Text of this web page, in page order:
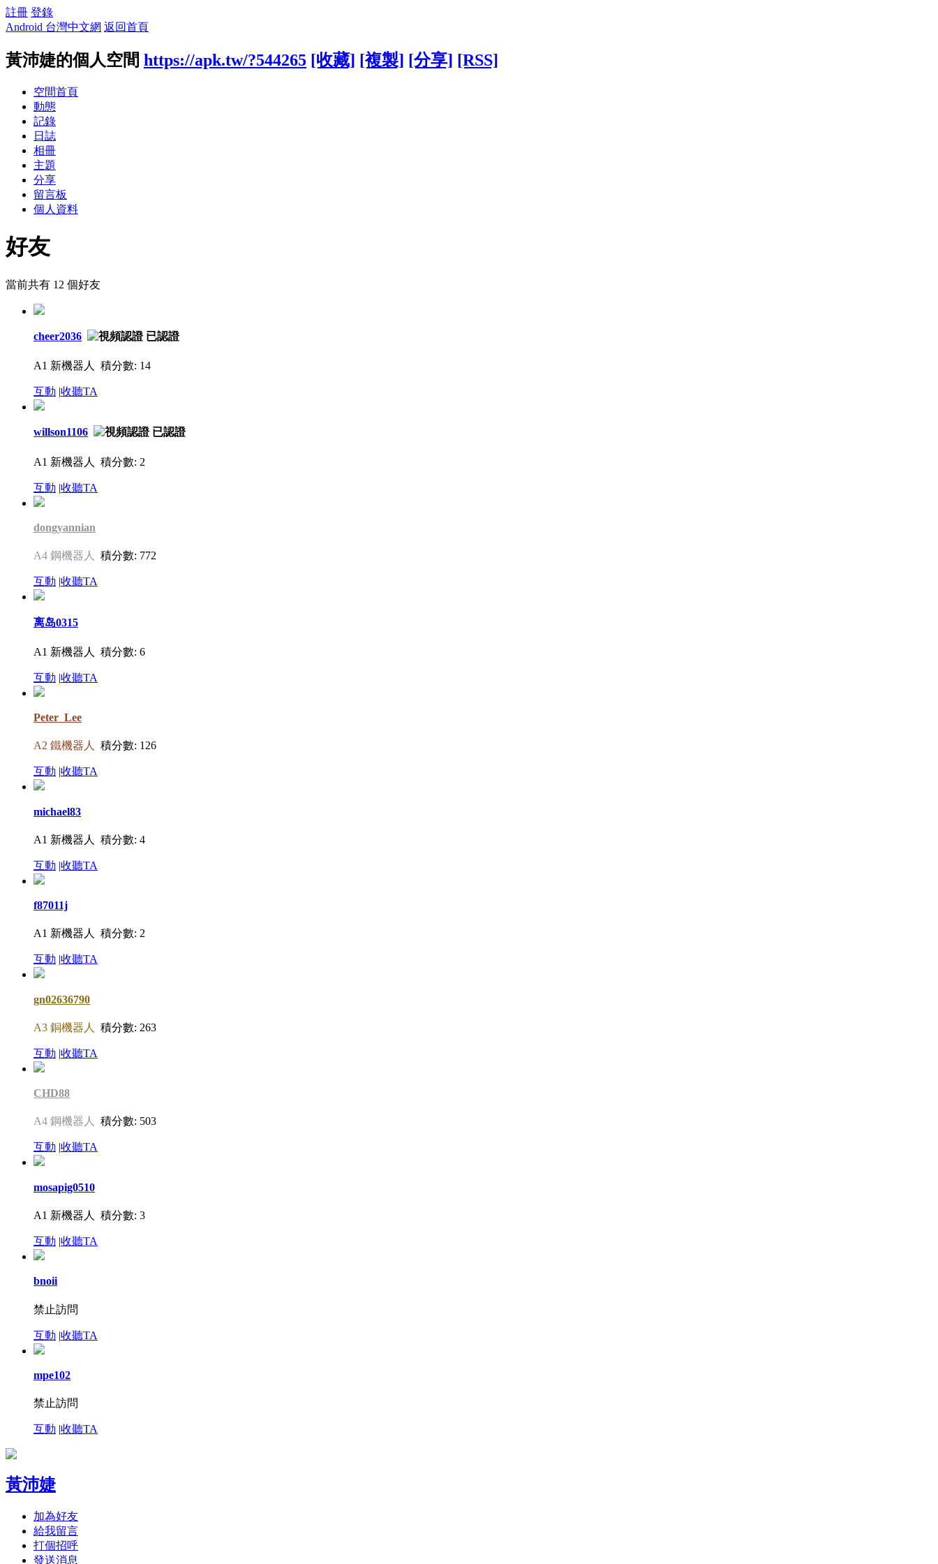
註冊 登錄
Android 台灣中文網 返回首頁
黃沛婕的個人空間 https://apk.tw/?544265 [收藏] [複製] [分享] [RSS]
空間首頁
動態
記錄
日誌
相冊
主題
分享
留言板
個人資料
好友
當前共有 12 個好友
cheer2036
A1 新機器人 積分數: 14
互動 |收聽TA
willson1106
A1 新機器人 積分數: 2
互動 |收聽TA
dongyannian
A4 鋼機器人 積分數: 772
互動 |收聽TA
离岛0315
A1 新機器人 積分數: 6
互動 |收聽TA
Peter_Lee
A2 鐵機器人 積分數: 126
互動 |收聽TA
michael83
A1 新機器人 積分數: 4
互動 |收聽TA
f87011j
A1 新機器人 積分數: 2
互動 |收聽TA
gn02636790
A3 銅機器人 積分數: 263
互動 |收聽TA
CHD88
A4 鋼機器人 積分數: 503
互動 收聽TA
mosapig0510
A1 新機器人 積分數: 3
互動 |收聽TA
bnoii
禁止訪問
互動 |收聽TA
mpe102
禁止訪問
互動 |收聽TA
黃沛婕
加為好友
給我留言
打個招呼
發送消息